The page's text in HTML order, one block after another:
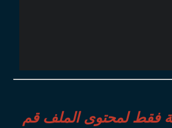
فقط لمحتوى الملف قم